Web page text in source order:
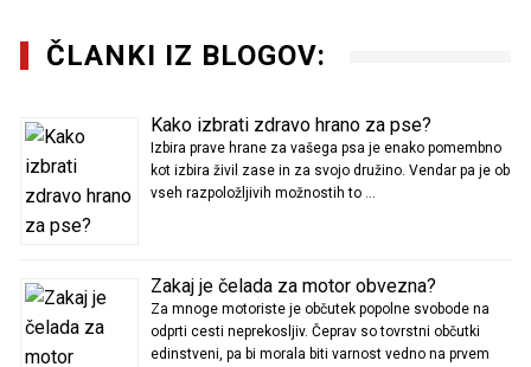
ČLANKI IZ BLOGOV:
Kako izbrati zdravo hrano za pse?
Izbira prave hrane za vašega psa je enako pomembno
kot izbira živil zase in za svojo družino. Vendar pa je ob
vseh razpoložljivih možnostih to …
Zakaj je čelada za motor obvezna?
Za mnoge motoriste je občutek popolne svobode na
odprti cesti neprekosljiv. Čeprav so tovrstni občutki
edinstveni, pa bi morala biti varnost vedno na prvem